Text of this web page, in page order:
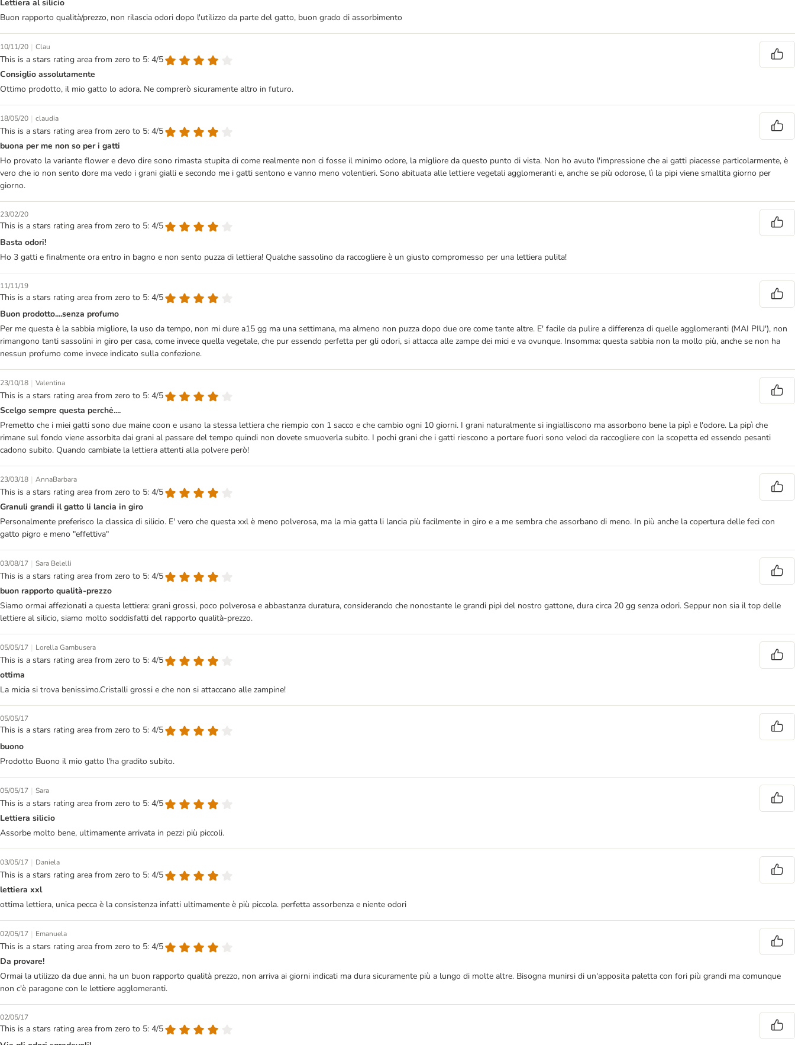
Lettiera al silicio
Buon rapporto qualità/prezzo, non rilascia odori dopo l'utilizzo da parte del gatto, buon grado di assorbimento
10/11/20 | Clau
This is a stars rating area from zero to 5: 4/5
Consiglio assolutamente
Ottimo prodotto, il mio gatto lo adora. Ne comprerò sicuramente altro in futuro.
18/05/20 | claudia
This is a stars rating area from zero to 5: 4/5
buona per me non so per i gatti
Ho provato la variante flower e devo dire sono rimasta stupita di come realmente non ci fosse il minimo odore, la migliore da questo punto di vista. Non ho avuto l'impressione che ai gatti piacesse particolarmente, è
vero che io non sento dore ma vedo i grani gialli e secondo me i gatti sentono e vanno meno volentieri. Sono abituata alle lettiere vegetali agglomeranti e, anche se più odorose, lì la pipi viene smaltita giorno per
giorno.
23/02/20
This is a stars rating area from zero to 5: 4/5
Basta odori!
Ho 3 gatti e finalmente ora entro in bagno e non sento puzza di lettiera! Qualche sassolino da raccogliere è un giusto compromesso per una lettiera pulita!
11/11/19
This is a stars rating area from zero to 5: 4/5
Buon prodotto....senza profumo
Per me questa è la sabbia migliore, la uso da tempo, non mi dure a15 gg ma una settimana, ma almeno non puzza dopo due ore come tante altre. E' facile da pulire a differenza di quelle agglomeranti (MAI PIU'), non
rimangono tanti sassolini in giro per casa, come invece quella vegetale, che pur essendo perfetta per gli odori, si attacca alle zampe dei mici e va ovunque. Insomma: questa sabbia non la mollo più, anche se non ha
nessun profumo come invece indicato sulla confezione.
23/10/18 | Valentina
This is a stars rating area from zero to 5: 4/5
Scelgo sempre questa perchė....
Premetto che i miei gatti sono due maine coon e usano la stessa lettiera che riempio con 1 sacco e che cambio ogni 10 giorni. I grani naturalmente si ingialliscono ma assorbono bene la pipì e l'odore. La pipì che
rimane sul fondo viene assorbita dai grani al passare del tempo quindi non dovete smuoverla subito. I pochi grani che i gatti riescono a portare fuori sono veloci da raccogliere con la scopetta ed essendo pesanti
cadono subito. Quando cambiate la lettiera attenti alla polvere però!
23/03/18 | AnnaBarbara
This is a stars rating area from zero to 5: 4/5
Granuli grandi il gatto li lancia in giro
Personalmente preferisco la classica di silicio. E' vero che questa xxl è meno polverosa, ma la mia gatta li lancia più facilmente in giro e a me sembra che assorbano di meno. In più anche la copertura delle feci con
gatto pigro e meno "effettiva"
03/08/17 | Sara Belelli
This is a stars rating area from zero to 5: 4/5
buon rapporto qualità-prezzo
Siamo ormai affezionati a questa lettiera: grani grossi, poco polverosa e abbastanza duratura, considerando che nonostante le grandi pipì del nostro gattone, dura circa 20 gg senza odori. Seppur non sia il top delle
lettiere al silicio, siamo molto soddisfatti del rapporto qualità-prezzo.
05/05/17 | Lorella Gambusera
This is a stars rating area from zero to 5: 4/5
ottima
La micia si trova benissimo.Cristalli grossi e che non si attaccano alle zampine!
05/05/17
This is a stars rating area from zero to 5: 4/5
buono
Prodotto Buono il mio gatto l'ha gradito subito.
05/05/17 | Sara
This is a stars rating area from zero to 5: 4/5
Lettiera silicio
Assorbe molto bene, ultimamente arrivata in pezzi più piccoli.
03/05/17 | Daniela
This is a stars rating area from zero to 5: 4/5
lettiera xxl
ottima lettiera, unica pecca è la consistenza infatti ultimamente è più piccola. perfetta assorbenza e niente odori
02/05/17 | Emanuela
This is a stars rating area from zero to 5: 4/5
Da provare!
Ormai la utilizzo da due anni, ha un buon rapporto qualità prezzo, non arriva ai giorni indicati ma dura sicuramente più a lungo di molte altre. Bisogna munirsi di un'apposita paletta con fori più grandi ma comunque
non c'è paragone con le lettiere agglomeranti.
02/05/17
This is a stars rating area from zero to 5: 4/5